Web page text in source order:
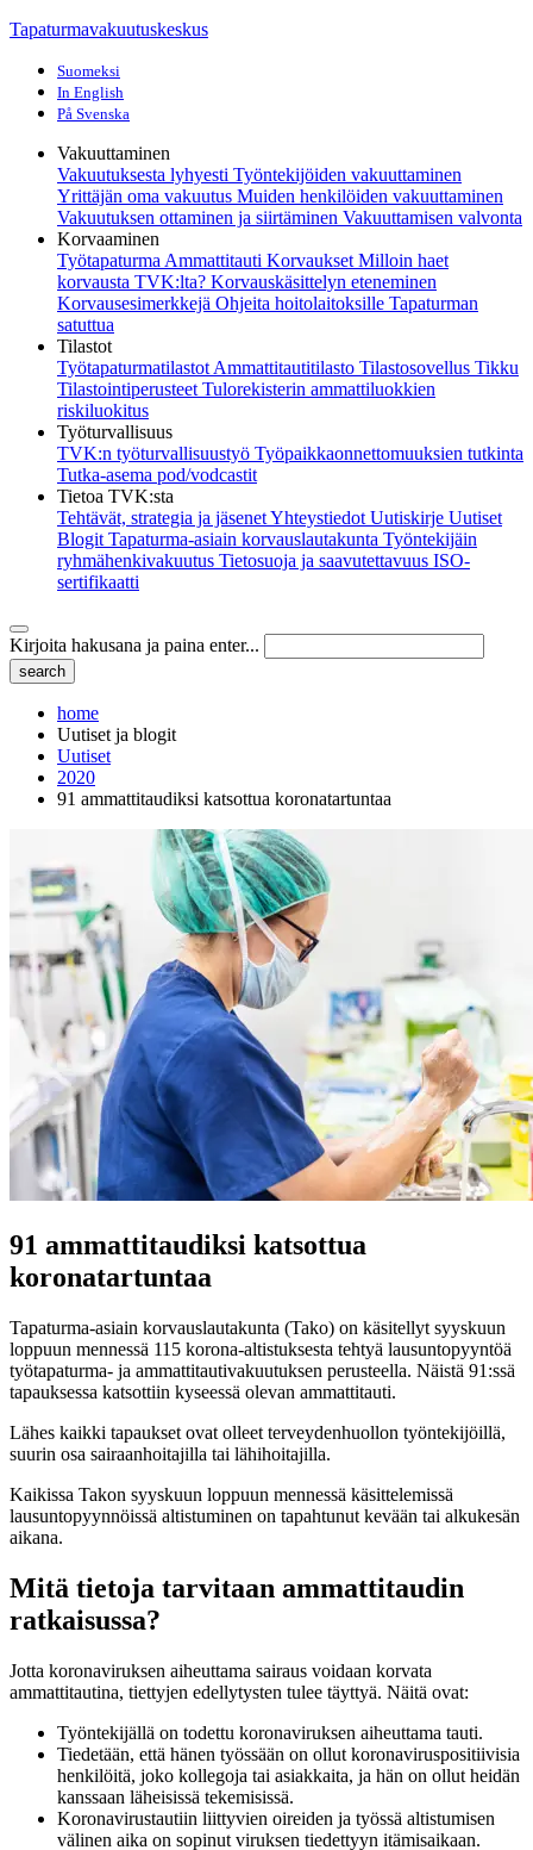
Tapaturmavakuutuskeskus
Suomeksi
In English
På Svenska
Vakuuttaminen
Vakuutuksesta lyhyesti Työntekijöiden vakuuttaminen
Yrittäjän oma vakuutus Muiden henkilöiden vakuuttaminen
Vakuutuksen ottaminen ja siirtäminen Vakuuttamisen valvonta
Korvaaminen
Työtapaturma Ammattitauti Korvaukset Milloin haet
korvausta TVK:lta? Korvauskäsittelyn eteneminen
Korvausesimerkkejä Ohjeita hoitolaitoksille Tapaturman
satuttua
Tilastot
Työtapaturmatilastot Ammattitautitilasto Tilastosovellus Tikku
Tilastointiperusteet Tulorekisterin ammattiluokkien
riskiluokitus
Työturvallisuus
TVK:n työturvallisuustyö Työpaikkaonnettomuuksien tutkinta
Tutka-asema pod/vodcastit
Tietoa TVK:sta
Tehtävät, strategia ja jäsenetYhteystiedot Uutiskirje Uutiset
Blogit Tapaturma-asiain korvauslautakunta Työntekijäin
ryhmähenkivakuutus Tietosuoja ja saavutettavuus ISO-
sertifikaatti
Kirjoita hakusana ja paina enter...
home
Uutiset ja blogit
Uutiset
2020
91 ammattitaudiksi katsottua koronatartuntaa
91 ammattitaudiksi katsottua
koronatartuntaa
Tapaturma-asiain korvauslautakunta (Tako) on käsitellyt syyskuun
loppuun mennessä 115 korona-altistuksesta tehtyä lausuntopyyntöä
työtapaturma- ja ammattitautivakuutuksen perusteella. Näistä 91:ssä
tapauksessa katsottiin kyseessä olevan ammattitauti.
Lähes kaikki tapaukset ovat olleet terveydenhuollon työntekijöillä,
suurin osa sairaanhoitajilla tai lähihoitajilla.
Kaikissa Takon syyskuun loppuun mennessä käsittelemissä
lausuntopyynnöissä altistuminen on tapahtunut kevään tai alkukesän
aikana.
Mitä tietoja tarvitaan ammattitaudin
ratkaisussa?
Jotta koronaviruksen aiheuttama sairaus voidaan korvata
ammattitautina, tiettyjen edellytysten tulee täyttyä. Näitä ovat:
Työntekijällä on todettu koronaviruksen aiheuttama tauti.
Tiedetään, että hänen työssään on ollut koronaviruspositiivisia
henkilöitä, joko kollegoja tai asiakkaita, ja hän on ollut heidän
kanssaan läheisissä tekemisissä.
Koronavirustautiin liittyvien oireiden ja työssä altistumisen
välinen aika on sopinut viruksen tiedettyyn itämisaikaan.